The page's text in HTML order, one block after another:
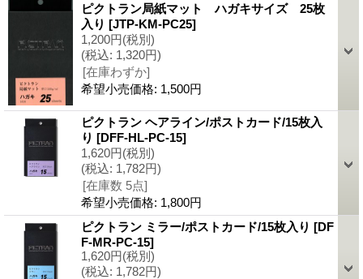
ピクトラン局紙マット ハガキサイズ 25枚
入り [JTP-KM-PC25]
1,200円(税別)
(税込: 1,320円)
[在庫わずか]
希望小売価格: 1,500円
ピクトラン ヘアライン/ポストカード/15枚入
り [DFF-HL-PC-15]
1,620円(税別)
(税込: 1,782円)
[在庫数 5点]
希望小売価格: 1,800円
ピクトラン ミラー/ポストカード/15枚入り [DF
F-MR-PC-15]
1,620円(税別)
(税込: 1,782円)